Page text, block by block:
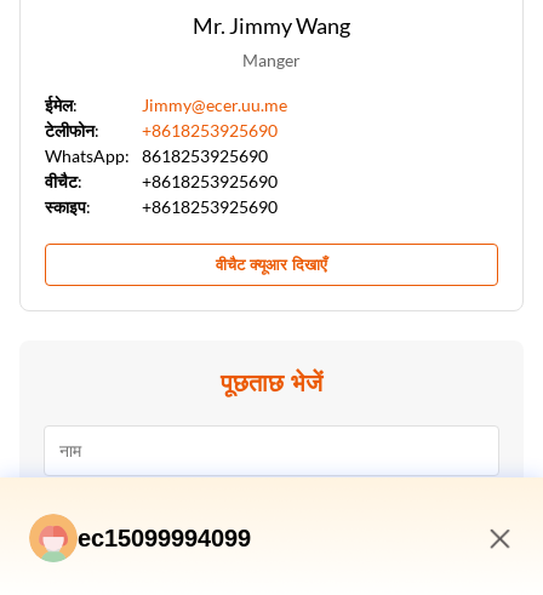
Mr. Jimmy Wang
Manger
ईमेल:
Jimmy@ecer.uu.me
टेलीफोन:
+8618253925690
WhatsApp:
8618253925690
वीचैट:
+8618253925690
स्काइप:
+8618253925690
वीचैट क्यूआर दिखाएँ
पूछताछ भेजें
ec15099994099